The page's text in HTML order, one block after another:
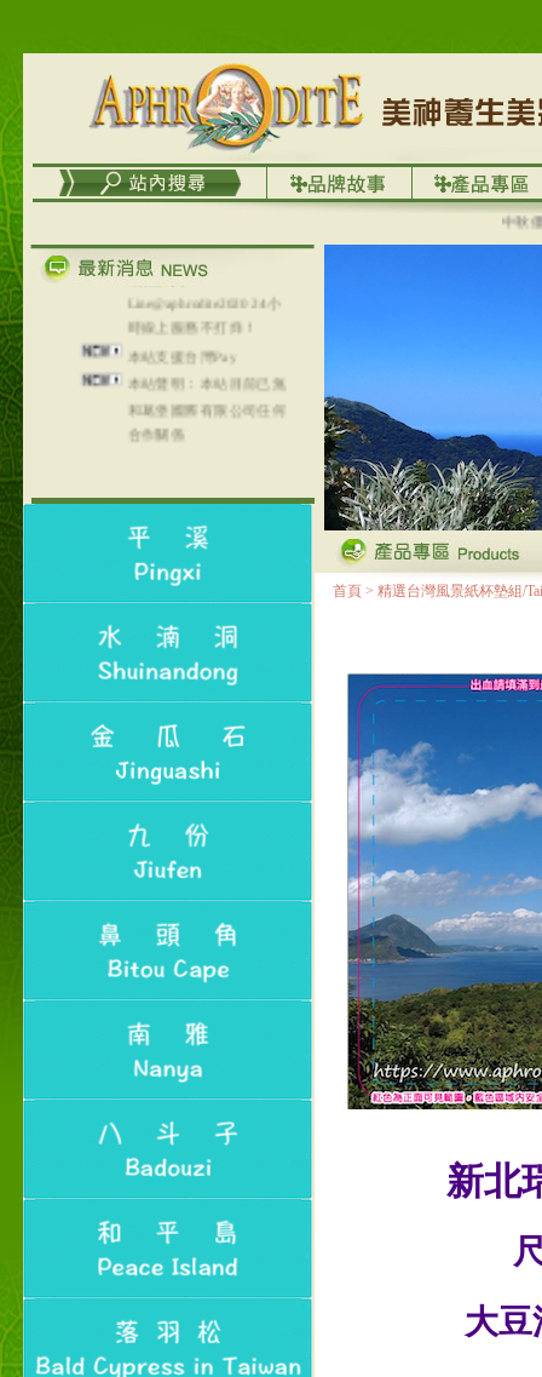
中秋優選
在外租屋者、居住處無管
理員、不方便在工作地點
取件者，歡迎多多使用
【郵局i郵箱】的服務喔～
【i郵箱】設立的地點，請
成功加入
Line@aphrodite2020 24小
時線上服務不打烊！
本站支援台灣Pay
本站聲明：本站目前已無
和葛堡國際有限公司任何
合作關係
本站支援支付宝
NT$320(RMB￥71.00)
首頁 > 精選台灣風景紙杯墊組/
新北
大